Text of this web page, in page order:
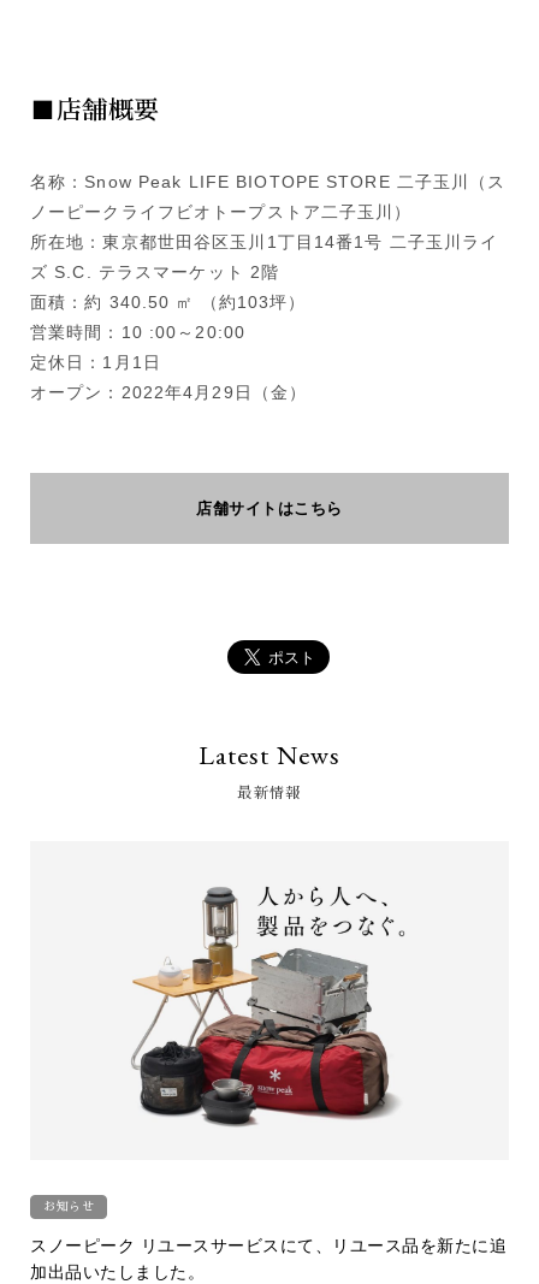
■店舗概要
名称：Snow Peak LIFE BIOTOPE STORE 二子玉川（ス
ノーピークライフビオトープストア二子玉川）
所在地：東京都世田谷区玉川1丁目14番1号 二子玉川ライ
ズ S.C. テラスマーケット 2階
面積：約 340.50 ㎡ （約103坪）
営業時間：10 :00～20:00
定休日：1月1日
オープン：2022年4月29日（金）
店舗サイトはこちら
Latest News
最新情報
お知らせ
スノーピーク リユースサービスにて、リユース品を新たに追
加出品いたしました。